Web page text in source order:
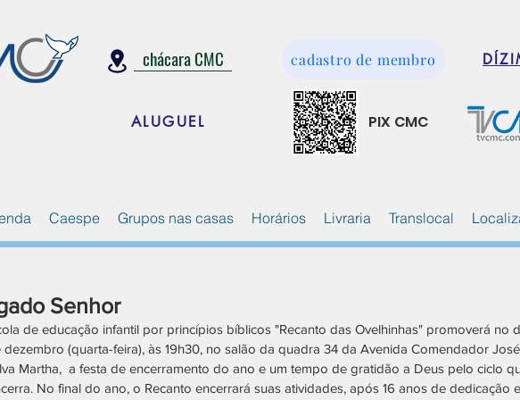
chácara CMC
ALUGUEL
cadastro de membro
PIX CMC
Caespe Grupos nas casas Horários Livraria Translocal
Senhor
de educação infantil por princípios bíblicos "Recanto das Ovelhinhas" promoverá no
dezembro (quarta-feira), às 19h30, no salão da quadra 34 da Avenida Comendador José
Martha,  a festa de encerramento do ano e um tempo de gratidão a Deus pelo ciclo
No final do ano, o Recanto encerrará suas atividades, após 16 anos de dedicação e